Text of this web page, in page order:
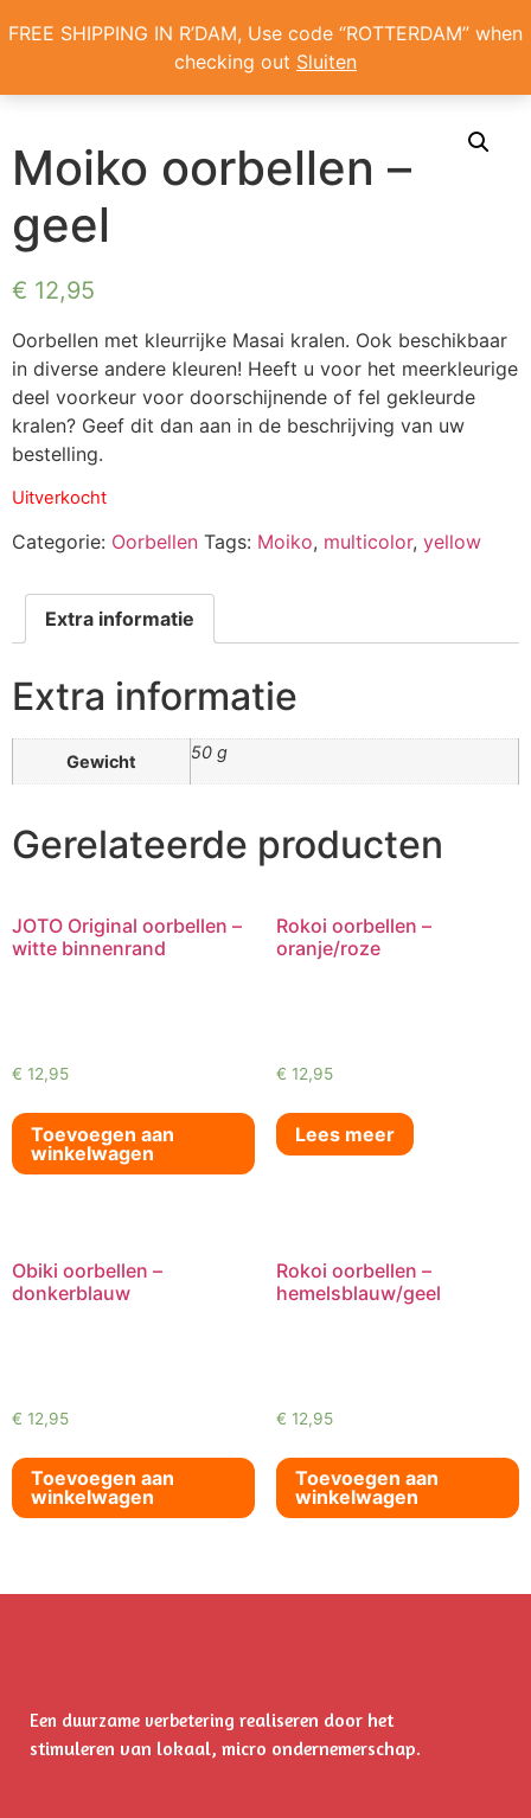
Moiko oorbellen –
geel
€ 12,95
Oorbellen met kleurrijke Masai kralen. Ook beschikbaar
in diverse andere kleuren! Heeft u voor het meerkleurige
deel voorkeur voor doorschijnende of fel gekleurde
kralen? Geef dit dan aan in de beschrijving van uw
bestelling.
Uitverkocht
Categorie: Oorbellen Tags: Moiko, multicolor, yellow
Extra informatie
Extra informatie
Gewicht 50 g
Gerelateerde producten
JOTO Original oorbellen –
witte binnenrand
€ 12,95
Toevoegen aan
winkelwagen
Rokoi oorbellen –
oranje/roze
€ 12,95
Lees meer
Obiki oorbellen –
donkerblauw
€ 12,95
Toevoegen aan
winkelwagen
Rokoi oorbellen –
hemelsblauw/geel
€ 12,95
Toevoegen aan
winkelwagen
Een duurzame verbetering realiseren door het
stimuleren van lokaal, micro ondernemerschap.
FREE SHIPPING IN R’DAM, Use code “ROTTERDAM” when
checking out Sluiten